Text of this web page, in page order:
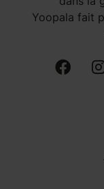
Yoopala fait